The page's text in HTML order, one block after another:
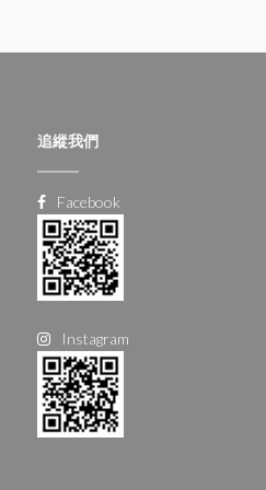
追縱我們
Facebook
Instagram